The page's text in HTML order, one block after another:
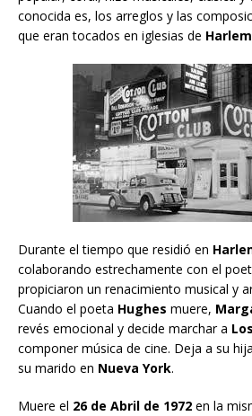
conocida es, los arreglos y las
que eran tocados en iglesias de
Durante el tiempo que residió en
colaborando estrechamente con el
propiciaron un renacimiento musical y
Cuando el poeta Hughes muere,
revés emocional y decide marchar a
componer música de cine. Deja a su hija
su marido en Nueva York.
Muere el 26 de Abril de 1972 en la